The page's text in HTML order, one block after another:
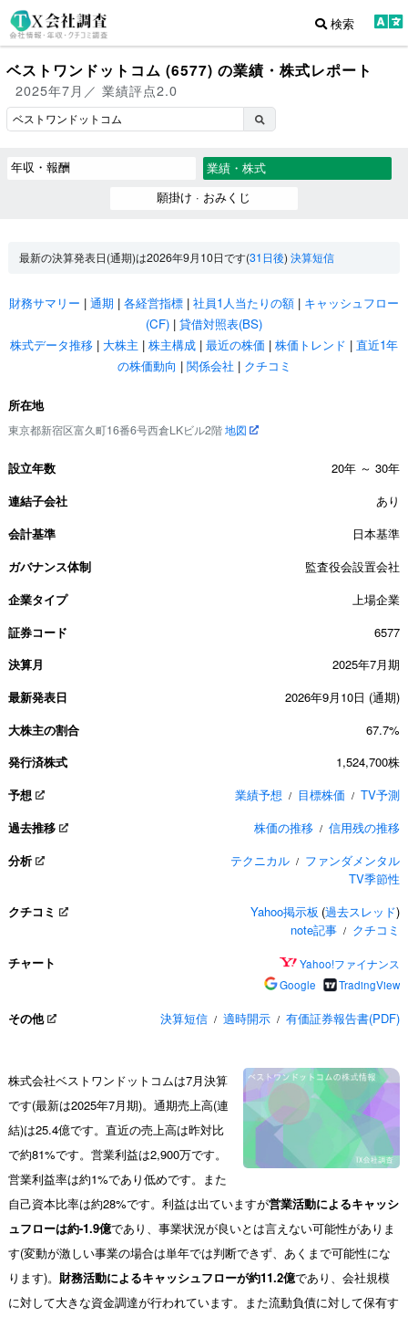
検索
ベストワンドットコム (6577) の業績・株式レポート
2025年7月／ 業績評点2.0
年収・報酬
業績・株式
願掛け · おみくじ
最新の決算発表日(通期)は2026年9月10日です(31日後)決算短信
財務サマリー | 通期 | 各経営指標 | 社員1人当たりの額 | キャッシュフロー
(CF) | 貸借対照表(BS)
株式データ推移 | 大株主 | 株主構成 | 最近の株価 | 株価トレンド | 直近1年
の株価動向 | 関係会社 | クチコミ
所在地
東京都新宿区富久町16番6号西倉LKビル2階地図
設立年数
20年 ～ 30年
連結子会社
あり
会計基準
日本基準
ガバナンス体制
監査役会設置会社
企業タイプ
上場企業
証券コード
6577
決算月
2025年7月期
最新発表日
2026年9月10日 (通期)
大株主の割合
67.7%
発行済株式
1,524,700株
予想
業績予想 / 目標株価 / TV予測
過去推移
株価の推移 / 信用残の推移
分析
テクニカル / ファンダメンタル
TV季節性
クチコミ
Yahoo掲示板 (過去スレッド)
note記事 / クチコミ
チャート
Yahoo!ファイナンス
Google
TradingView
その他 決算短信 / 適時開示 / 有価証券報告書(PDF)
株式会社ベストワンドットコムは7月決算
です(最新は2025年7月期)。通期売上高(連
結)は25.4億です。直近の売上高は昨対比
で約81%です。営業利益は2,900万です。
営業利益率は約1%であり低めです。また
自己資本比率は約28%です。利益は出ていますが営業活動によるキャッシ
ュフローは約-1.9億であり、事業状況が良いとは言えない可能性がありま
す(変動が激しい事業の場合は単年では判断できず、あくまで可能性にな
ります)。 財務活動によるキャッシュフローが約11.2億であり、会社規模
に対して大きな資金調達が行われています。また流動負債に対して保有す